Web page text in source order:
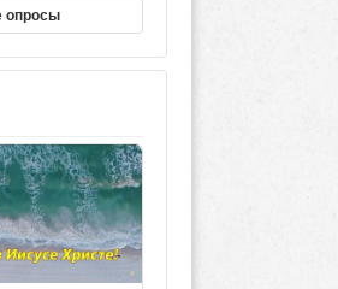
опросы